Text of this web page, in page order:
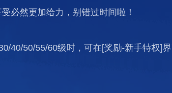
必然更加给力，别错过时间啦！
40/50/55/60级时，可在[奖励-新手特权]